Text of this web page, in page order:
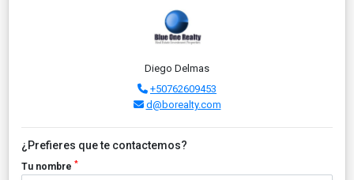
Diego Delmas
+50762609453
d@borealty.com
¿Prefieres que te contactemos?
Tu nombre *